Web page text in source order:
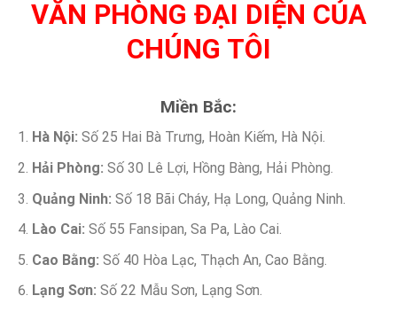
VĂN PHÒNG ĐẠI DIỆN CỦA
CHÚNG TÔI
Miền Bắc:
Hà Nội: Số 25 Hai Bà Trưng, Hoàn Kiếm, Hà Nội.
Hải Phòng: Số 30 Lê Lợi, Hồng Bàng, Hải Phòng.
Quảng Ninh: Số 18 Bãi Cháy, Hạ Long, Quảng Ninh.
Lào Cai: Số 55 Fansipan, Sa Pa, Lào Cai.
Cao Bằng: Số 40 Hòa Lạc, Thạch An, Cao Bằng.
Lạng Sơn: Số 22 Mẫu Sơn, Lạng Sơn.